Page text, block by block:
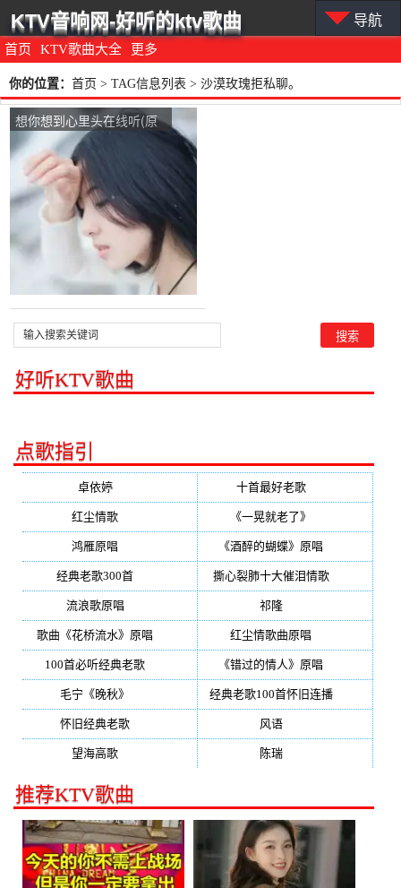
首页 KTV歌曲大全 更多
KTV音响网-好听的ktv歌曲 导航
你的位置： 首页 > TAG信息列表 > 沙漠玫瑰拒私聊。
想你想到心里头在线听(原
唱是杨浩龙)，沙漠玫瑰拒
私聊。演唱点播:24次
好听KTV歌曲
点歌指引
卓依婷(350) 十首最好老歌(300)
红尘情歌 《一晃就老了》
鸿雁原唱 《酒醉的蝴蝶》原唱
经典老歌300首 撕心裂肺十大催泪情歌(195)
流浪歌原唱 祁隆(188)
歌曲《花桥流水》原唱 红尘情歌曲原唱
100首必听经典老歌 《错过的情人》原唱
毛宁《晚秋》 经典老歌100首怀旧连播(134)
怀旧经典老歌 风语(132)
望海高歌 陈瑞(128)
推荐KTV歌曲